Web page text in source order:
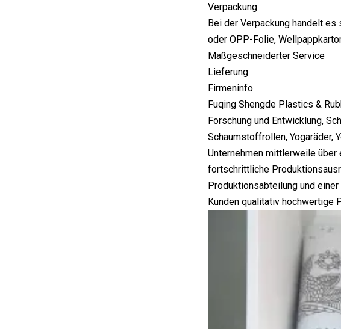
Verpackung
Bei der Verpackung handelt
oder OPP-Folie,
Maßgeschneiderter Service
Lieferung
Firmeninfo
Fuqing Shengde Plastics &
Forschung und Entwicklung,
Schaumstoffrollen, Yogaräder,
Unternehmen mittlerweile über
fortschrittliche
Produktionsabteilung und
Kunden qualitativ hochwertige